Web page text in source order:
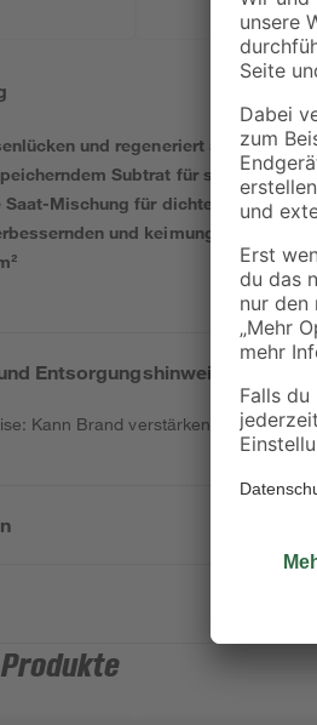
und regeneriert ausgedünnte
Subtrat für sicheres
Mischung für dichten, robusten
und keimungsfördernden
Entsorgungshinweise
Kann Brand verstärken;